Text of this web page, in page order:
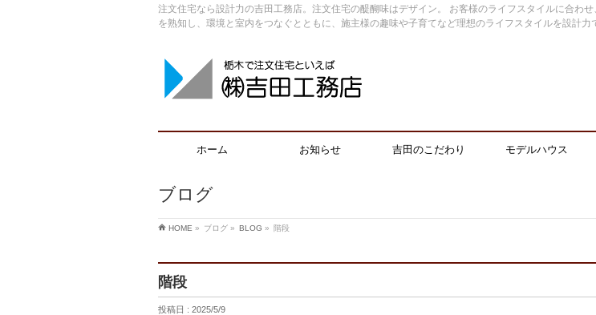
注文住宅なら設計力の吉田工務店。注文住宅の醍醐味はデザイン。 お客様のライフスタイルに合わ
を熟知し、環境と室内をつなぐとともに、施主様の趣味や子育てなど理想のライフスタイルを設計力
ホーム お知らせ 吉田のこだわり モデルハウス
ブログ
HOME » ブログ » BLOG » 階段
階段
投稿日 : 2025/5/9